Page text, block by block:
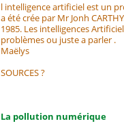
l intelligence artificiel est un
a été crée par Mr Jonh
1985. Les intelligences
problèmes ou juste a parler .
Maëlys
SOURCES ?
La pollution numérique